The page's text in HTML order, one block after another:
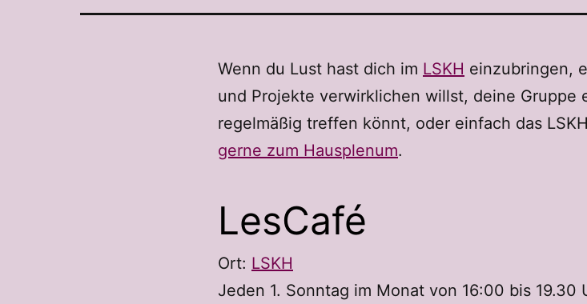
Wenn du Lust hast dich im LSKH einzubringen,
und Projekte verwirklichen willst, deine Gruppe
regelmäßig treffen könnt, oder einfach das
gerne zum Hausplenum.
LesCafé
Ort: LSKH
Jeden 1. Sonntag im Monat von 16:00 bis 19.30